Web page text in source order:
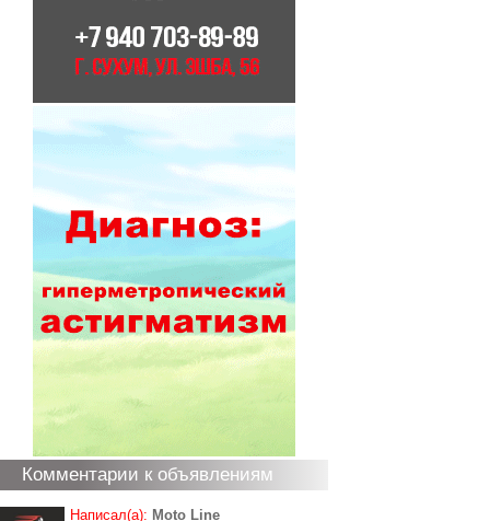
Комментарии к объявлениям
Написал(а): Moto Line